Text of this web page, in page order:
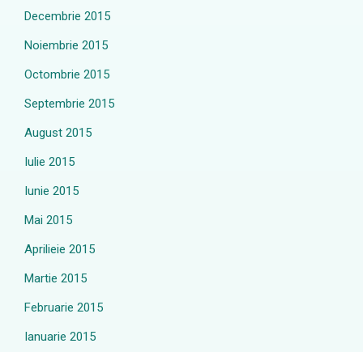
Decembrie 2015
Noiembrie 2015
Octombrie 2015
Septembrie 2015
August 2015
Iulie 2015
Iunie 2015
Mai 2015
Aprilieie 2015
Martie 2015
Februarie 2015
Ianuarie 2015